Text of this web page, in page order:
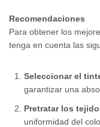
Recomendaciones
Para obtener los
tenga en cuenta las
Seleccionar el
garantizar una
Pretratar los
uniformidad del